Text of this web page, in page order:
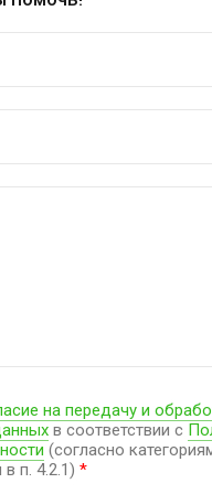
на передачу и
в соответствии с
(согласно
п. 4.2.1) *